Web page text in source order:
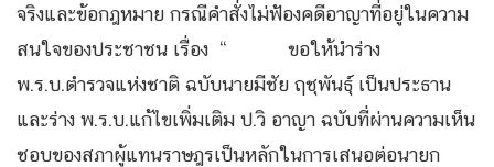
จริงและข้อกฎหมาย กรณีคำสั่งไม่ฟ้องคดีอาญาที่อยู่ในความ
สนใจของประชาชน เรื่อง “ ขอให้นำร่าง
พ.ร.บ.ตำรวจแห่งชาติ ฉบับนายมีชัย ฤชุพันธุ์ เป็นประธาน
และร่าง พ.ร.บ.แก้ไขเพิ่มเติม ป.วิ อาญา ฉบับที่ผ่านความเห็น
ชอบของสภาผู้แทนราษฎรเป็นหลักในการเสนอต่อนายก